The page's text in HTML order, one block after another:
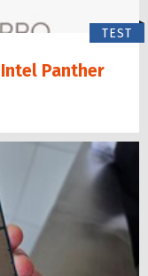
TEST
Panther